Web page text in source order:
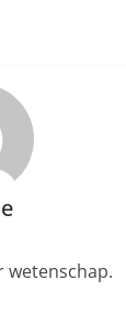
wetenschap.